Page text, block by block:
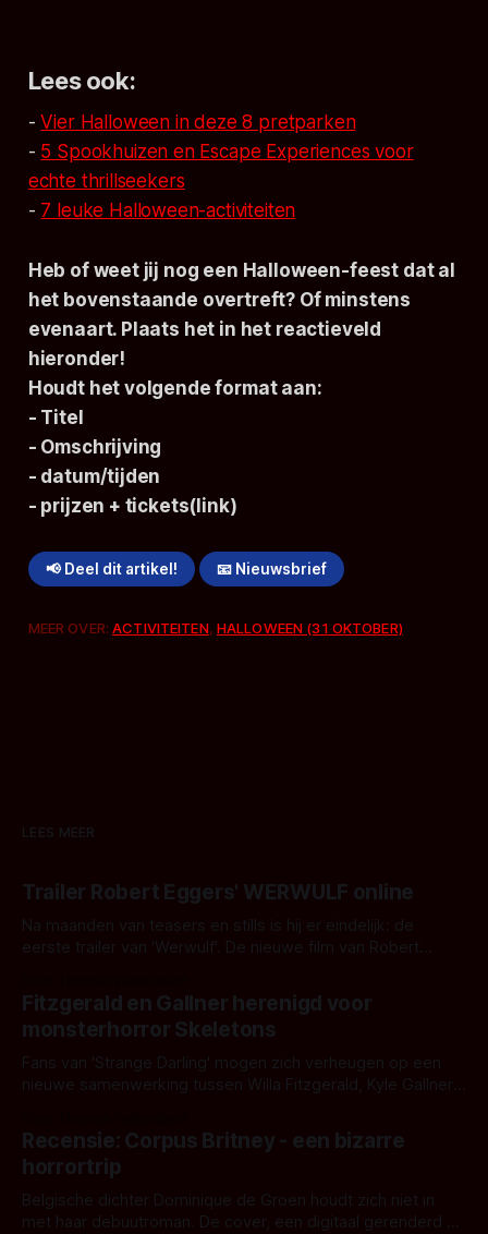
Lees ook:
-Vier Halloween in deze 8 pretparken
- 5 Spookhuizen en Escape Experiences voor
echte thrillseekers
- 7 leuke Halloween-activiteiten
Heb of weet jij nog een Halloween-feest dat al
het bovenstaande overtreft? Of minstens
evenaart. Plaats het in het reactieveld
hieronder!
Houdt het volgende format aan:
- Titel
- Omschrijving
- datum/tijden
- prijzen + tickets(link)
📢 Deel dit artikel! 📧 Nieuwsbrief
MEER OVER:ACTIVITEITEN, HALLOWEEN (31 OKTOBER)
LEES MEER
Trailer Robert Eggers' WERWULF online
Na maanden van teasers en stills is hij er eindelijk: de
eerste trailer van 'Werwulf'. De nieuwe film van Robert
kille stijl vol folklore en mythe. Het topic deze keer is (kon
het het al raden?)... de weerwolf. Kijk je mee?
Fitzgerald en Gallner herenigd voor
monsterhorror Skeletons
Fans van 'Strange Darling' mogen zich verheugen op een
nieuwe samenwerking tussen Willa Fitzgerald, Kyle Gallner
'Skeletons', een nieuwe creature feature waarvoor de
opnames zijn gestart in Australië.
Recensie: Corpus Britney - een bizarre
horrortrip
Belgische dichter Dominique de Groen houdt zich niet in
met haar debuutroman. De cover, een digitaal gerenderd en